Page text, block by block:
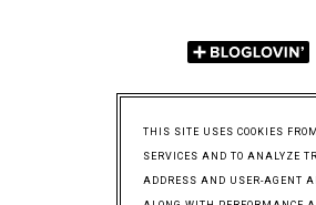
THIS SITE USES COOKIES
SERVICES AND TO ANALYZE
ADDRESS AND USER-AGENT